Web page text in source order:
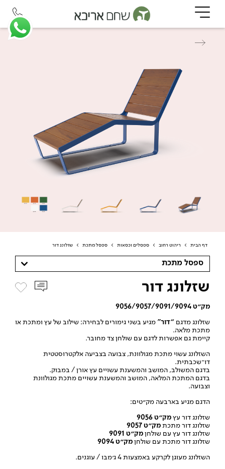
דף הבית > ריהוט רחוב > ספסלים וכסאות > ספסל מתכת > שזלונג דור
ספסל מתכת
שזלונג דור
מק״ט 9056/9057/9091/9094
שזלונג מדגם “דור” מגיע בשני גימורים לבחירה: שילוב של עץ ומתכת או
מתכת מלאה.
קיימת גם אפשרות לדגם עם שולחן צד מחובר.
השזלונג עשוי מתכת מגולוונת, צבועה בצביעה אלקטרוסטטית
דו־שכבתית.
בדגם המשולב, המושב והמשענת עשויים עץ אורן / במבוק.
בדגם המתכת המלאה, המושב והמשענת עשויים מתכת מגולוונת
וצבועה.
הדגם מגיע בארבעה מק״טים:
שזלונג דור עץ מק״ט 9056
שזלונג דור מתכת מק״ט 9057
שזלונג דור עץ עם שולחן מק״ט 9091
שזלונג דור מתכת עם שולחן מק״ט 9094
השזלונג מעוגן לקרקע באמצעות 4 ג׳מבו / עוגנים.